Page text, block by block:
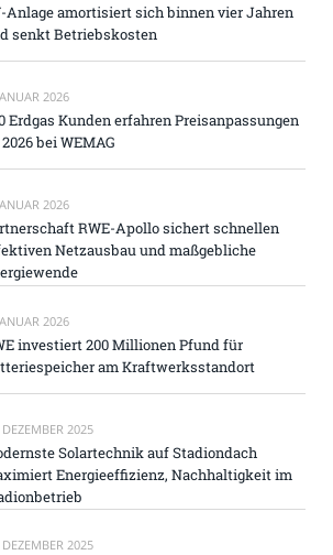
Anlage amortisiert sich binnen vier Jahren
senkt Betriebskosten
2026
Erdgas Kunden erfahren Preisanpassungen
bei WEMAG
2026
RWE-Apollo sichert schnellen
Netzausbau und maßgebliche
2026
investiert 200 Millionen Pfund für
am Kraftwerksstandort
2025
Solartechnik auf Stadiondach
Energieeffizienz, Nachhaltigkeit im
2025